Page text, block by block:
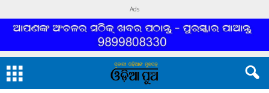
Ads